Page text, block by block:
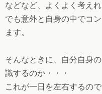
などなど、よくよく考え
でも意外と自身の中でコ
ます。
そんなときに、自分自身
識するのか・・・
これが一日を左右するので